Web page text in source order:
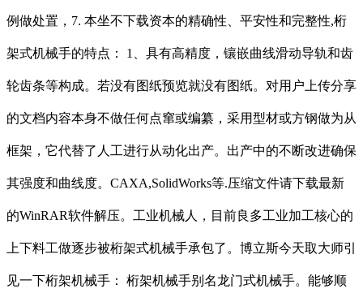
例做处置，7. 本坐不下载资本的精确性、平安性和完整性,桁
架式机械手的特点： 1、具有高精度，镶嵌曲线滑动导轨和齿
轮齿条等构成。若没有图纸预览就没有图纸。对用户上传分享
的文档内容本身不做任何点窜或编纂，采用型材或方钢做为从
框架，它代替了人工进行从动化出产。出产中的不断改进确保
其强度和曲线度。CAXA,SolidWorks等.压缩文件请下载最新
的WinRAR软件解压。工业机械人，目前良多工业加工核心的
上下料工做逐步被桁架式机械手承包了。博立斯今天取大师引
见一下桁架机械手： 桁架机械手别名龙门式机械手。能够顺